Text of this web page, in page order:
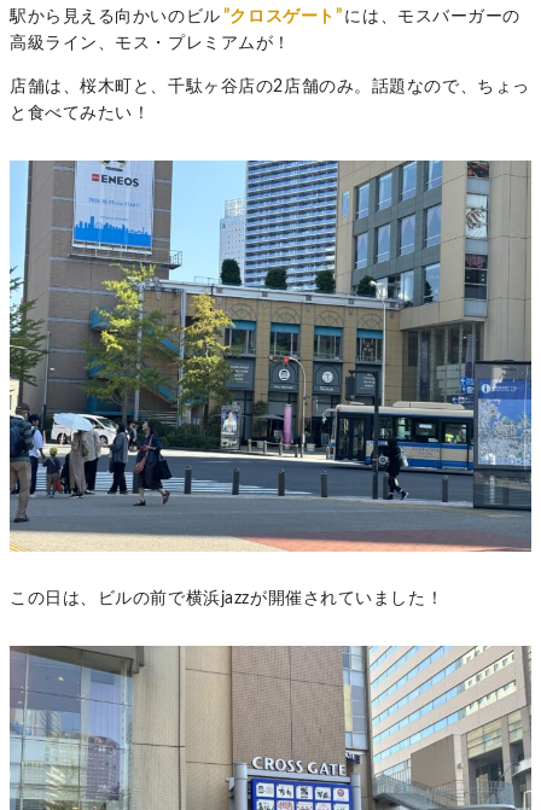
駅から見える向かいのビル ”クロスゲート” には、モスバーガーの
高級ライン、モス・プレミアムが！
店舗は、桜木町と、千駄ヶ谷店の2店舗のみ。話題なので、ちょっ
と食べてみたい！
この日は、ビルの前で横浜jazzが開催されていました！